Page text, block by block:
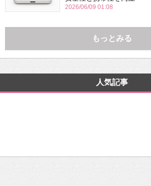
2026/06/09 01:08
もっとみる
人気記事